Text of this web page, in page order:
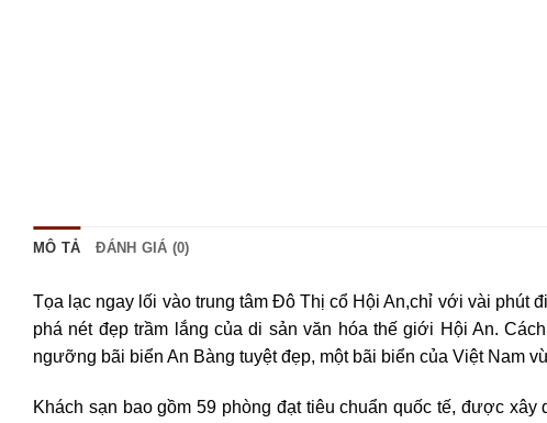
MÔ TẢ ĐÁNH GIÁ (0)
Tọa lạc ngay lối vào trung tâm Đô Thị cổ Hội An,chỉ với vài phút
phá nét đẹp trầm lắng của di sản văn hóa thế giới Hội An.
ngưỡng bãi biển An Bàng tuyệt đẹp, một bãi biển của Việt Nam
Khách sạn bao gồm 59 phòng đạt tiêu chuẩn quốc tế, được